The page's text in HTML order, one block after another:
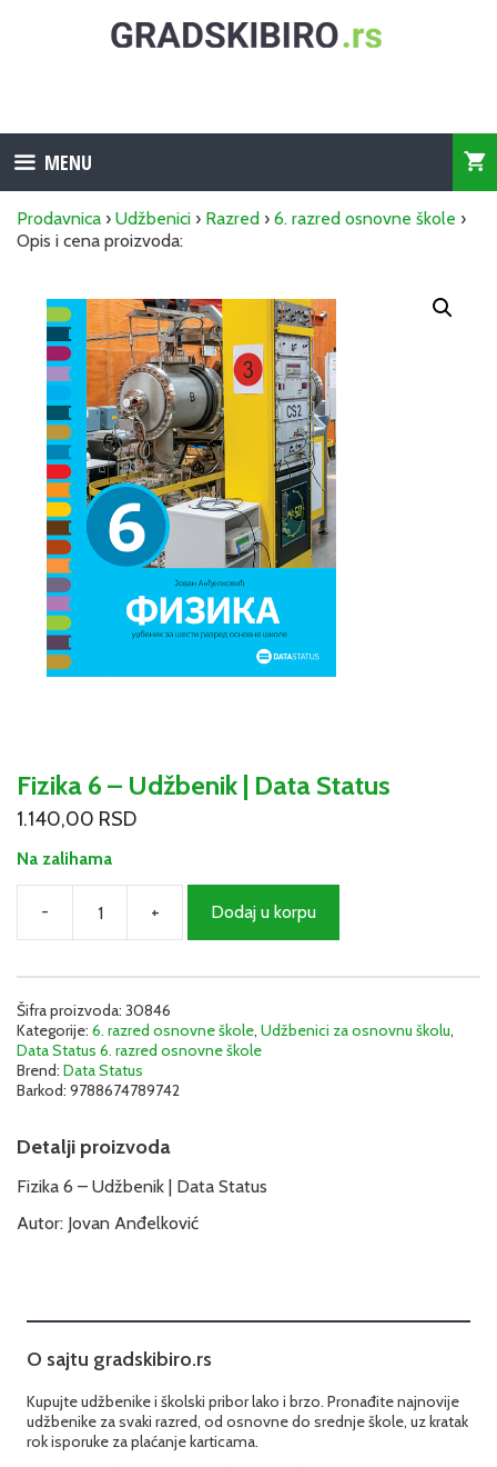
MENU
Prodavnica › Udžbenici › Razred › 6. razred osnovne škole ›
Opis i cena proizvoda:
Fizika 6 – Udžbenik | Data Status
1.140,00 RSD
Na zalihama
-
Fizika
6
Data
Status
+ Dodaj u korpu
Šifra proizvoda: 30846
Kategorije: 6. razred osnovne škole, Udžbenici za osnovnu školu,
Data Status 6. razred osnovne škole
Brend: Data Status
Barkod: 9788674789742
Detalji proizvoda
Fizika 6 – Udžbenik | Data Status
Autor: Jovan Anđelković
O sajtu gradskibiro.rs
Kupujte udžbenike i školski pribor lako i brzo. Pronađite najnovije
udžbenike za svaki razred, od osnovne do srednje škole, uz kratak
rok isporuke za plaćanje karticama.